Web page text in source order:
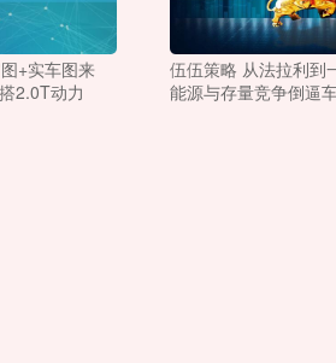
+实车图来
2.0T动力
伍伍策略 从法拉利到
能源与存量竞争倒逼